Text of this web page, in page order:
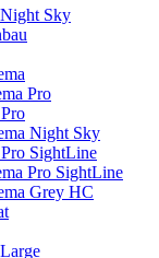
Sky
Pro
Night Sky
SightLine
Pro SightLine
Grey HC